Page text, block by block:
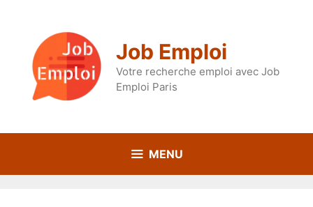
Job Emploi
Votre recherche emploi avec Job
Emploi Paris
MENU